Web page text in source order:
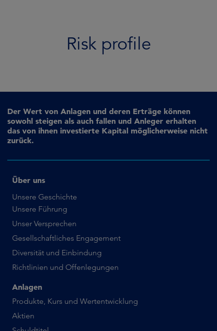
Risk profile
Der Wert von Anlagen und deren Erträge können
sowohl steigen als auch fallen und Anleger erhalten
das von ihnen investierte Kapital möglicherweise nicht
zurück.
Über uns
Unsere Geschichte
Unsere Führung
Unser Versprechen
Gesellschaftliches Engagement
Diversität und Einbindung
Richtlinien und Offenlegungen
Anlagen
Produkte, Kurs und Wertentwicklung
Aktien